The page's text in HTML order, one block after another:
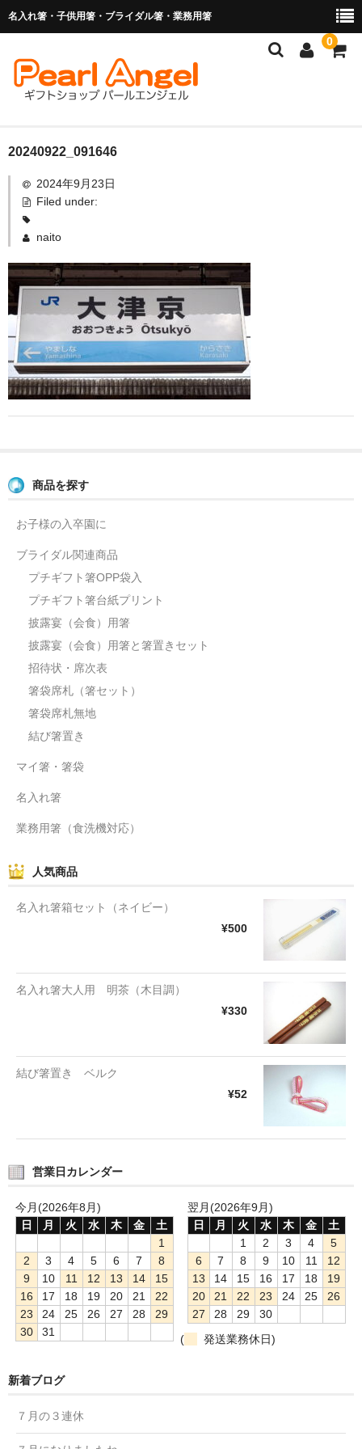
名入れ箸・子供用箸・ブライダル箸・業務用箸
0
商品を探す
お子様の入卒園に
業務用箸（食洗機対応）
マイ箸・箸袋
ご利用ガイド
よくあるご質問
20240922_091646
2024年9月23日
Filed under:
naito
商品を探す
お子様の入卒園に
ブライダル関連商品
プチギフト箸OPP袋入
プチギフト箸台紙プリント
披露宴（会食）用箸
披露宴（会食）用箸と箸置きセット
招待状・席次表
箸袋席札（箸セット）
箸袋席札無地
結び箸置き
マイ箸・箸袋
名入れ箸
業務用箸（食洗機対応）
人気商品
名入れ箸箱セット（ネイビー）
¥500
名入れ箸大人用 明茶（木目調）
¥330
結び箸置き ベルク
¥52
営業日カレンダー
今月(2026年8月)
日
月 火 水 木 金
土
1
2
3 4 5 6 7
8
9
10 11 12 13 14
15
16
17 18 19 20 21
22
23
24 25 26 27 28
29
30
31
翌月(2026年9月)
日
月 火 水 木 金
土
1
2 3 4
5
6
7 8 9 10 11
12
13
14 15 16 17 18
19
20
21 22 23 24 25
26
27
28 29
30
(
発送業務休日)
新着ブログ
７月の３連休